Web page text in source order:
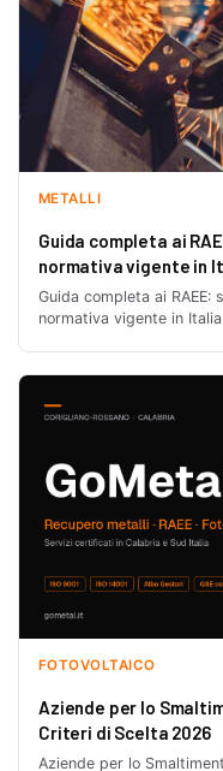
METALLI
Guida completa ai
normativa vigente in
Guida completa ai
normativa vigente in Italia
FOTOVOLTAICO
Aziende per lo
Criteri di Scelta 2026
Aziende per lo